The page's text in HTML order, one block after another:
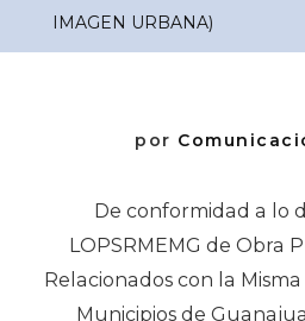
IMAGEN URBANA)
por
De conformidad a lo
LOPSRMEMG de Obra
Relacionados con la
Municipios de